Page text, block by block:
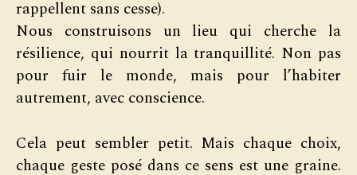
rappellent sans cesse).
Nous construisons un lieu qui cherche la
résilience, qui nourrit la tranquillité. Non pas
pour fuir le monde, mais pour l’habiter
autrement, avec conscience.
Cela peut sembler petit. Mais chaque choix,
chaque geste posé dans ce sens est une graine.